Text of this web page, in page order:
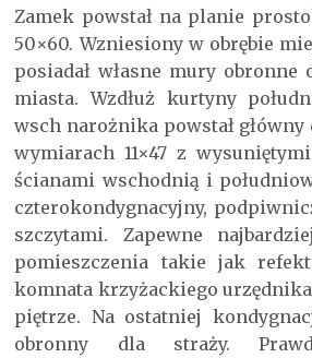
Zamek powstał na planie
50×60. Wzniesiony w obrębie
posiadał własne mury obronne
miasta. Wzdłuż kurtyny
wsch narożnika powstał
wymiarach 11×47 z
ścianami wschodnią i
czterokondygnacyjny,
szczytami. Zapewne
pomieszczenia takie jak
komnata krzyżackiego urzędnika
piętrze. Na ostatniej
obronny dla straży.